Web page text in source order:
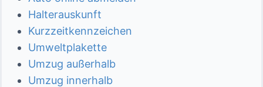
Halterauskunft
Kurzzeitkennzeichen
Umweltplakette
Umzug außerhalb
Umzug innerhalb